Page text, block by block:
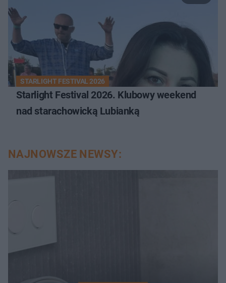
STARLIGHT FESTIVAL 2026
Starlight Festival 2026. Klubowy weekend
nad starachowicką Lubianką
NAJNOWSZE NEWSY: